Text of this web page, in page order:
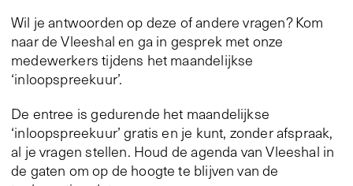
Wil je antwoorden op deze of andere vragen? Kom
naar de Vleeshal en ga in gesprek met onze
medewerkers tijdens het maandelijkse
‘inloopspreekuur’.
De entree is gedurende het maandelijkse
‘inloopspreekuur’ gratis en je kunt, zonder afspraak,
al je vragen stellen. Houd de agenda van Vleeshal in
de gaten om op de hoogte te blijven van de